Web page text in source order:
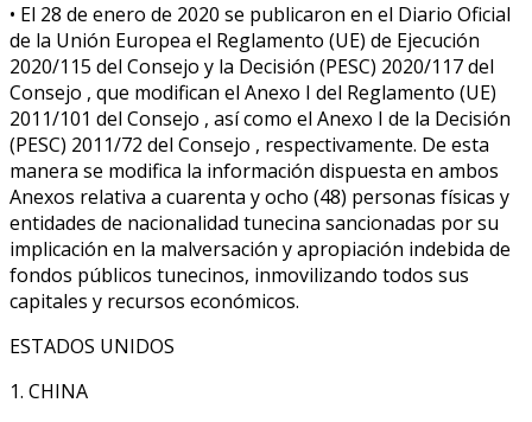
• El 28 de enero de 2020 se publicaron en el Diario Oficial
de la Unión Europea el Reglamento (UE) de Ejecución
2020/115 del Consejo y la Decisión (PESC) 2020/117 del
Consejo , que modifican el Anexo I del Reglamento (UE)
2011/101 del Consejo , así como el Anexo I de la Decisión
(PESC) 2011/72 del Consejo , respectivamente. De esta
manera se modifica la información dispuesta en ambos
Anexos relativa a cuarenta y ocho (48) personas físicas y
entidades de nacionalidad tunecina sancionadas por su
implicación en la malversación y apropiación indebida de
fondos públicos tunecinos, inmovilizando todos sus
capitales y recursos económicos.
ESTADOS UNIDOS
1. CHINA